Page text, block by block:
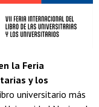
la Feria
y los
universitario más